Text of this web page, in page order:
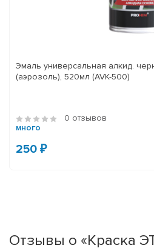
Эмаль универсальная алкид.
(аэрозоль), 520мл (AVK-500)
0 отзывов
много
250 ₽
Отзывы о «Краска